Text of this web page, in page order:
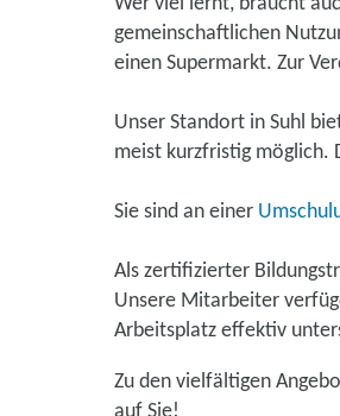
gemeinschaftlichen
einen Supermarkt. Zur
Unser Standort in Suhl
meist kurzfristig möglich.
Sie sind an einer
Als zertifizierter
Unsere Mitarbeiter
Arbeitsplatz effektiv
Zu den vielfältigen